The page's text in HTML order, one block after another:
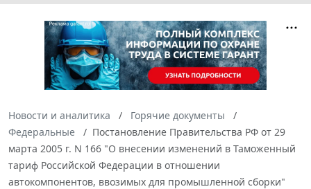
Новости и аналитика
Горячие документы
Федеральные
Постановление Правительства РФ от 29
марта 2005 г. N 166 "О внесении изменений в Таможенный
тариф Российской Федерации в отношении
автокомпонентов, ввозимых для промышленной сборки"